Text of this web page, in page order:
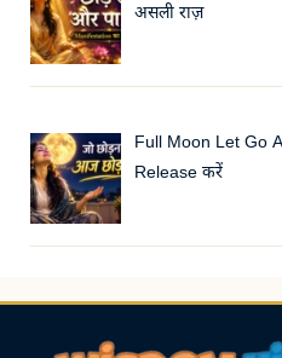
असली राज़
Full Moon Let Go
Release करें